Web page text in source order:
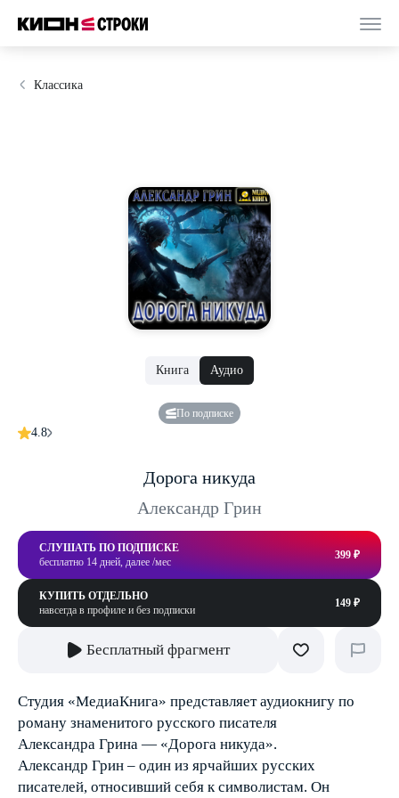
Классика
Книга Аудио
По подписке
4.8
Дорога никуда
Александр Грин
СЛУШАТЬ ПО ПОДПИСКЕ
бесплатно 14 дней, далее /мес
399 ₽
КУПИТЬ ОТДЕЛЬНО
навсегда в профиле и без подписки
149 ₽
Бесплатный фрагмент
Студия «МедиаКнига» представляет аудиокнигу по
роману знаменитого русского писателя
Александра Грина — «Дорога никуда».
Александр Грин – один из ярчайших русских
писателей, относивший себя к символистам. Он